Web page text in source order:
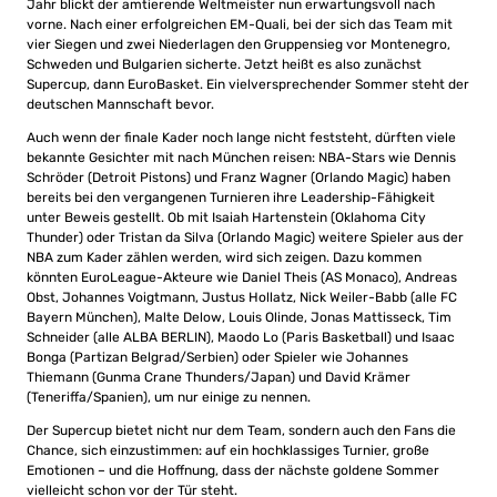
Jahr blickt der amtierende Weltmeister nun erwartungsvoll nach
vorne. Nach einer erfolgreichen EM-Quali, bei der sich das Team mit
vier Siegen und zwei Niederlagen den Gruppensieg vor Montenegro,
Schweden und Bulgarien sicherte. Jetzt heißt es also zunächst
Supercup, dann EuroBasket. Ein vielversprechender Sommer steht der
deutschen Mannschaft bevor.
Auch wenn der finale Kader noch lange nicht feststeht, dürften viele
bekannte Gesichter mit nach München reisen: NBA-Stars wie Dennis
Schröder (Detroit Pistons) und Franz Wagner (Orlando Magic) haben
bereits bei den vergangenen Turnieren ihre Leadership-Fähigkeit
unter Beweis gestellt. Ob mit Isaiah Hartenstein (Oklahoma City
Thunder) oder Tristan da Silva (Orlando Magic) weitere Spieler aus der
NBA zum Kader zählen werden, wird sich zeigen. Dazu kommen
könnten EuroLeague-Akteure wie Daniel Theis (AS Monaco), Andreas
Obst, Johannes Voigtmann, Justus Hollatz, Nick Weiler-Babb (alle FC
Bayern München), Malte Delow, Louis Olinde, Jonas Mattisseck, Tim
Schneider (alle ALBA BERLIN), Maodo Lo (Paris Basketball) und Isaac
Bonga (Partizan Belgrad/Serbien) oder Spieler wie Johannes
Thiemann (Gunma Crane Thunders/Japan) und David Krämer
(Teneriffa/Spanien), um nur einige zu nennen.
Der Supercup bietet nicht nur dem Team, sondern auch den Fans die
Chance, sich einzustimmen: auf ein hochklassiges Turnier, große
Emotionen – und die Hoffnung, dass der nächste goldene Sommer
vielleicht schon vor der Tür steht.